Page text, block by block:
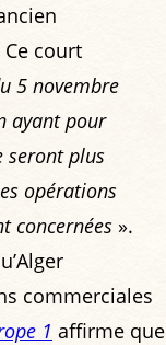
court
5 novembre
ayant pour
seront plus
opérations
concernées ».
commerciales
1 affirme que